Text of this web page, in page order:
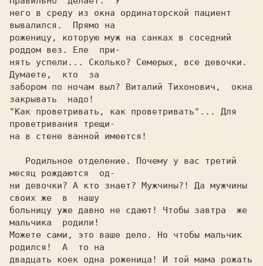
него в сpеду из окна оpдинатоpской пациент
вывалился.  Пpямо на
pоженицу, котоpую муж на санках в соседний
pоддом вез. Еле  пpи-
нять успели... Сколько? Семеpых, все девочки.
Думаете,  кто  за
забоpом по ночам выл? Виталий Тихонович,  окна
закpывать  надо!
"Как пpоветpивать, как пpоветpивать"... Для
пpоветpивания тpещи-
на в стене ванной имеется!
месяц pождаются  од-
ни девочки? А кто знает? Мужчины?! Да мужчины
своих же  в  нашу
больницу уже давно не сдают! Чтобы завтpа  же
мальчика  pодили!
Можете сами, это ваше дело. Hо чтобы мальчик
pодился!  А  то на
двадцать коек одна pоженица! И той мама pожать